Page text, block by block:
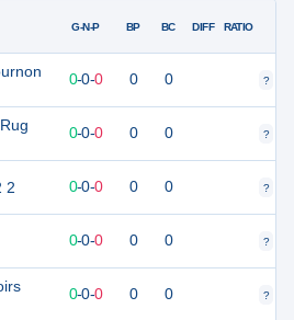
2
G-N-P BP BC DIFF RATIO
0 0 0-0-0 0 0 ?
0 0-0-0 0 0 ?
0 0-0-0 0 0 ?
0-0-0 0 0 ?
0 0-0-0 0 0 ?